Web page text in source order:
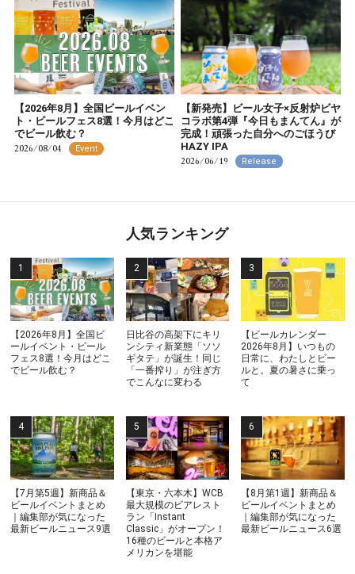
【2026年8月】全国ビールイベン
ト・ビールフェス8選！今月はどこ
でビール飲む？
2026/08/04 Event
【新発売】ビール女子×反射炉ビヤ
コラボ第4弾『今日もまんてん』が
完成！頑張った自分へのごほうび
HAZY IPA
2026/06/19 Release
人気ランキング
【2026年8月】全国ビ
ールイベント・ビール
フェス8選！今月はどこ
でビール飲む？
日比谷の高架下にキリ
ンシティ新業態「ソソ
ギタテ」が誕生！同じ
「一番搾り」が注ぎ方
でこんなに変わる
【ビールカレンダー
2026年8月】いつもの
日常に、わたしとビー
ルと。夏の暑さに乗っ
て
【7月第5週】新商品＆
ビールイベントまとめ
｜編集部が気になった
最新ビールニュース9選
【東京・六本木】WCB
最大規模のビアレスト
ラン「Instant
Classic」がオープン！
16種のビールと本格ア
メリカンを堪能
【8月第1週】新商品＆
ビールイベントまとめ
｜編集部が気になった
最新ビールニュース6選